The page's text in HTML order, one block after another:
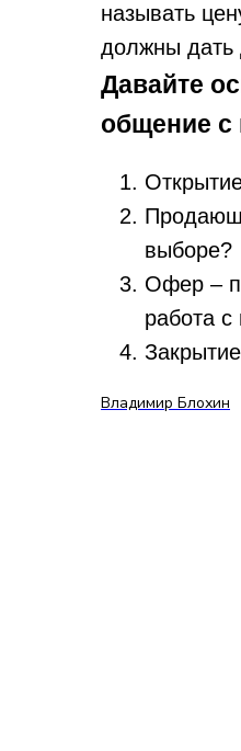
называть
должны дать
Давайте
общение с
выборе?
Офер –
работа
Владимир Блохин